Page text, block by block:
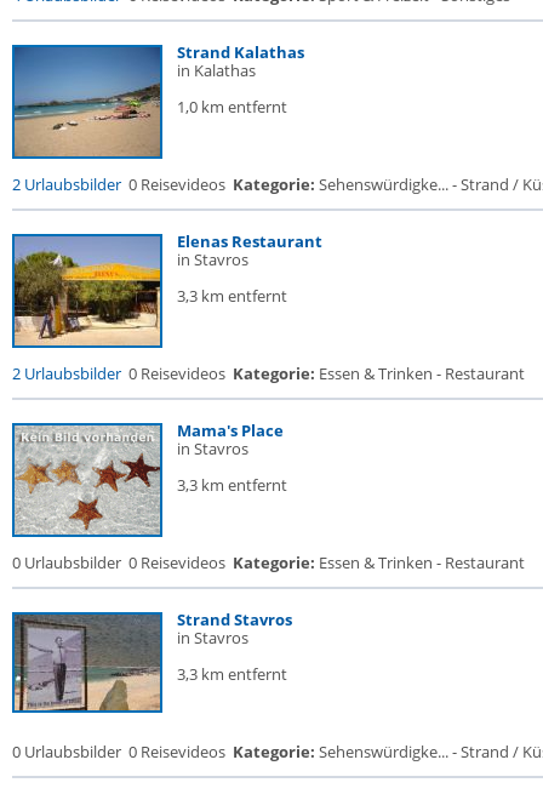
Strand Kalathas
in Kalathas
1,0 km entfernt
2 Urlaubsbilder 0 Reisevideos Kategorie: Sehenswürdigke... - Strand /
Elenas Restaurant
in Stavros
3,3 km entfernt
2 Urlaubsbilder 0 Reisevideos Kategorie: Essen & Trinken - Restaurant
Mama's Place
in Stavros
3,3 km entfernt
0 Urlaubsbilder 0 Reisevideos Kategorie: Essen & Trinken - Restaurant
Strand Stavros
in Stavros
3,3 km entfernt
0 Urlaubsbilder 0 Reisevideos Kategorie: Sehenswürdigke... - Strand /